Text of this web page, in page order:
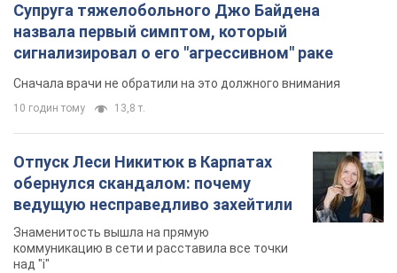
Супруга тяжелобольного Джо Байдена
назвала первый симптом, который
сигнализировал о его "агрессивном" раке
Сначала врачи не обратили на это должного внимания
10 годин тому 13,8 т.
Отпуск Леси Никитюк в Карпатах
обернулся скандалом: почему
ведущую несправедливо захейтили
Знаменитость вышла на прямую
коммуникацию в сети и расставила все точки
над "i"